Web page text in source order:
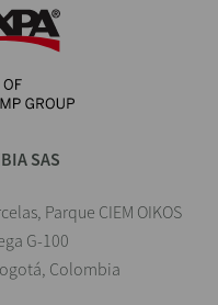
SAS
Parque CIEM OIKOS
G-100
Colombia